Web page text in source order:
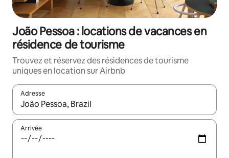
João Pessoa : locations de vacances en
résidence de tourisme
Trouvez et réservez des résidences de tourisme
uniques en location sur Airbnb
Adresse
Lorsque les résultats s'affichent, utilisez les flèches vers le
Arrivée